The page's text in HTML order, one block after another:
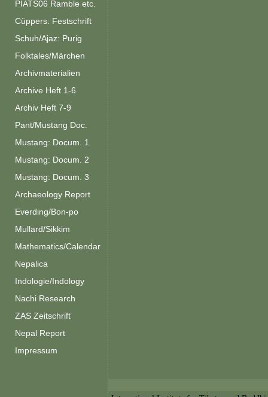
PIATS06 Ramble etc.
Cüppers: Festschrift
Schuh/Ajaz: Purig
Folktales/Märchen
Archivmaterialien
Archive Heft 1-6
Archiv Heft 7-9
Pant/Mustang Doc.
Mustang: Docum. 1
Mustang: Docum. 2
Mustang: Docum. 3
Archaeology Report
Everding/Bon-po
Mullard/Sikkim
Mathematics/Calendar
Nepalica
Indologie/Indology
Nachi Research
ZAS Zeitschrift
Nepal Report
Impressum